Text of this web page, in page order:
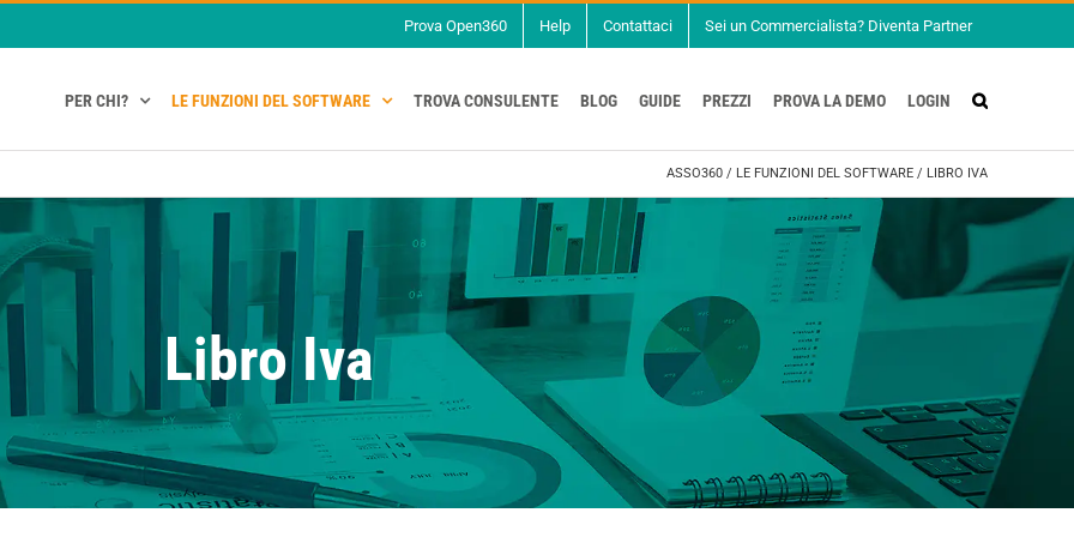
Prova Open360 Help Contattaci Sei un Commercialista? Diventa Partner
PER CHI? LE FUNZIONI DEL SOFTWARE TROVA CONSULENTE BLOG GUIDE PREZZI PROVA LA DEMO LOGIN
ASSO360 / LE FUNZIONI DEL SOFTWARE / LIBRO IVA
Libro Iva